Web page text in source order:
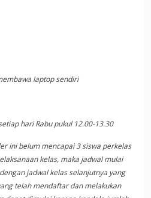
laptop sendiri
hari Rabu pukul 12.00-13.30
ini belum mencapai 3 siswa perkelas
kelas, maka jadwal mulai
jadwal kelas selanjutnya yang
telah mendaftar dan melakukan